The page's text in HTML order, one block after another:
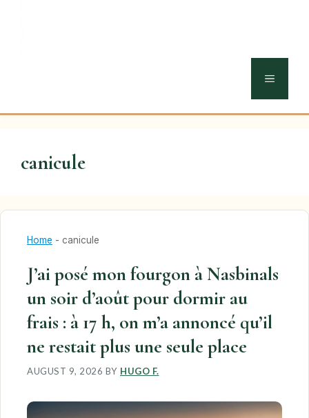
MENU
canicule
Home - canicule
J’ai posé mon fourgon à Nasbinals
un soir d’août pour dormir au
frais : à 17 h, on m’a annoncé qu’il
ne restait plus une seule place
AUGUST 9, 2026 BY HUGO F.